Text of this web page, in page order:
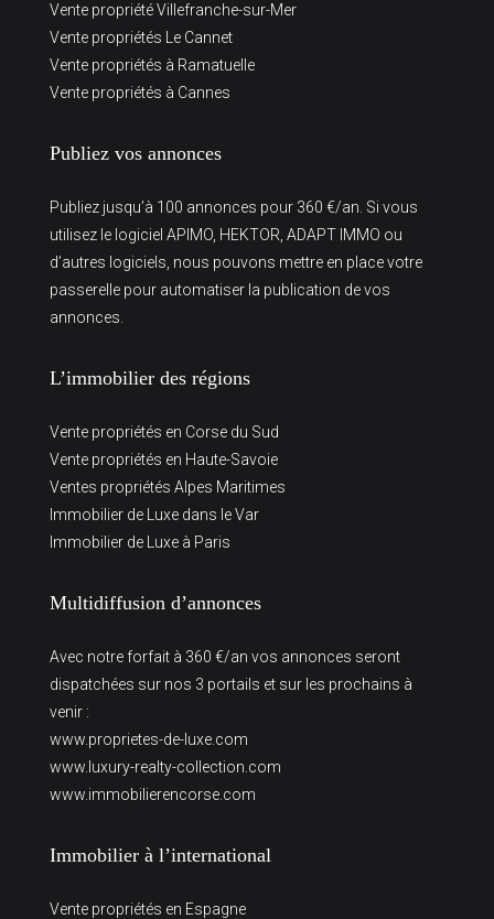
Vente propriété Villefranche-sur-Mer
Vente propriétés Le Cannet
Vente propriétés à Ramatuelle
Vente propriétés à Cannes
Publiez vos annonces
Publiez jusqu’à 100 annonces pour 360 €/an. Si vous
utilisez le logiciel APIMO, HEKTOR, ADAPT IMMO ou
d’autres logiciels, nous pouvons mettre en place votre
passerelle pour automatiser la publication de vos
annonces.
L’immobilier des régions
Vente propriétés en Corse du Sud
Vente propriétés en Haute-Savoie
Ventes propriétés Alpes Maritimes
Immobilier de Luxe dans le Var
Immobilier de Luxe à Paris
Multidiffusion d’annonces
Avec notre forfait à 360 €/an vos annonces seront
dispatchées sur nos 3 portails et sur les prochains à
venir :
www.proprietes-de-luxe.com
www.luxury-realty-collection.com
www.immobilierencorse.com
Immobilier à l’international
Vente propriétés en Espagne